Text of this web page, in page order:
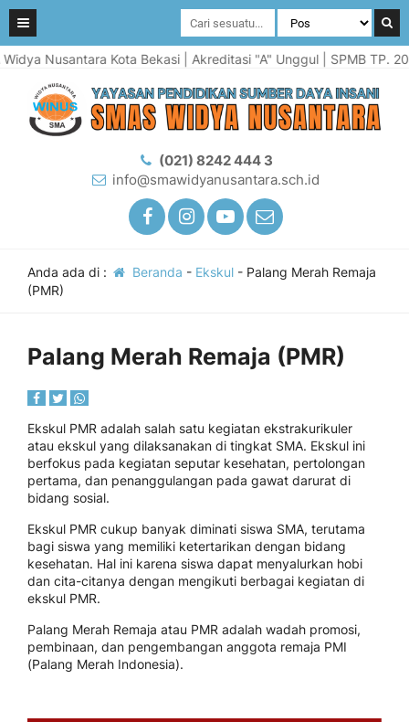
Nusantara Kota Bekasi | Akreditasi "A" Unggul | SPMB TP.
(021) 8242 444 3
info@smawidyanusantara.sch.id
Anda ada di : Beranda - Ekskul- Palang Merah Remaja
(PMR)
Palang Merah Remaja (PMR)
Ekskul PMR adalah salah satu kegiatan ekstrakurikuler
atau ekskul yang dilaksanakan di tingkat SMA. Ekskul ini
berfokus pada kegiatan seputar kesehatan, pertolongan
pertama, dan penanggulangan pada gawat darurat di
bidang sosial.
Ekskul PMR cukup banyak diminati siswa SMA, terutama
bagi siswa yang memiliki ketertarikan dengan bidang
kesehatan. Hal ini karena siswa dapat menyalurkan hobi
dan cita-citanya dengan mengikuti berbagai kegiatan di
ekskul PMR.
Palang Merah Remaja atau PMR adalah wadah promosi,
pembinaan, dan pengembangan anggota remaja PMI
(Palang Merah Indonesia).